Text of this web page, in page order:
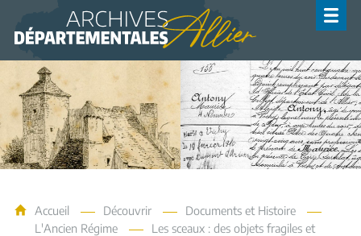
Archives de l'Allier
Accueil Découvrir
Documents et Histoire
L'Ancien Régime
Les sceaux : des objets fragiles et